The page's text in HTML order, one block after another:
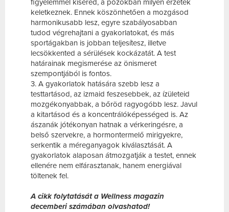
figyelemmel kíséred, a pózokban milyen érzetek
keletkeznek. Ennek köszönhetően a mozgásod
harmonikusabb lesz, egyre szabályosabban
tudod végrehajtani a gyakorlatokat, és más
sportágakban is jobban teljesítesz, illetve
lecsökkented a sérülések kockázatát. A test
határainak megismerése az önismeret
szempontjából is fontos.
3. A gyakorlatok hatására szebb lesz a
testtartásod, az izmaid feszesebbek, az ízületeid
mozgékonyabbak, a bőröd ragyogóbb lesz. Javul
a kitartásod és a koncentrálóképességed is. Az
ászanák jótékonyan hatnak a vérkeringésre, a
belső szervekre, a hormontermelő mirigyekre,
serkentik a méreganyagok kiválasztását. A
gyakorlatok alaposan átmozgatják a testet, ennek
ellenére nem elfárasztanak, hanem energiával
töltenek fel.
A cikk folytatását a Wellness magazin
decemberi számában olvashatod!